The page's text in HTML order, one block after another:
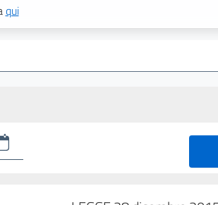
qui